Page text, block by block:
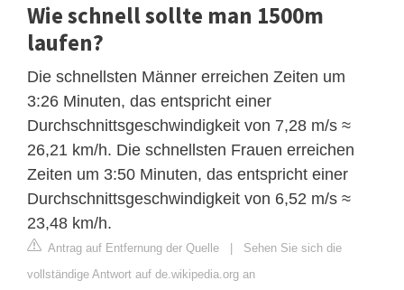
Wie schnell sollte man 1500m
laufen?
Die schnellsten Männer erreichen Zeiten um
3:26 Minuten, das entspricht einer
Durchschnittsgeschwindigkeit von 7,28 m/s ≈
26,21 km/h. Die schnellsten Frauen erreichen
Zeiten um 3:50 Minuten, das entspricht einer
Durchschnittsgeschwindigkeit von 6,52 m/s ≈
23,48 km/h.
Antrag auf Entfernung der Quelle
Sehen Sie sich die
vollständige Antwort auf de.wikipedia.org an